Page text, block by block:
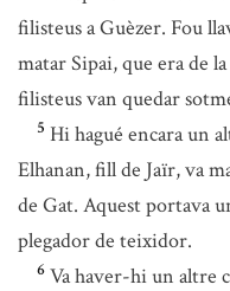
filisteus a Guèzer. Fou
matar Sipai, que era de
filisteus van quedar
5 Hi hagué encara un
Elhanan, fill de Jaïr, va
de Gat. Aquest portava
plegador de teixidor.
6 Va haver-hi un altre